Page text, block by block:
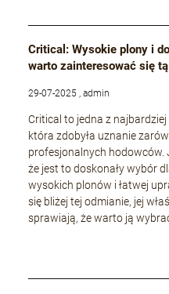
Critical: Wysokie plony i
warto zainteresować się
29-07-2025 , admin
Critical to jedna z
która zdobyła uznanie
profesjonalnych hodowców.
że jest to doskonały wybór
wysokich plonów i łatwej
się bliżej tej odmianie, jej
sprawiają, że warto ją